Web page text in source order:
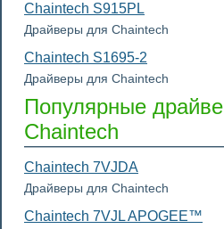
Chaintech S915PL
Драйверы для Chaintech
Chaintech S1695-2
Драйверы для Chaintech
Популярные
Chaintech
Chaintech 7VJDA
Драйверы для Chaintech
Chaintech 7VJL APOGEE™